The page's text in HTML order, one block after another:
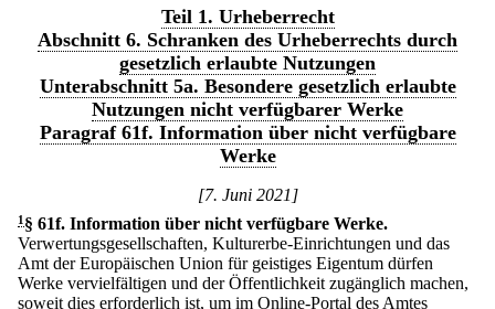
Teil 1. Urheberrecht
Abschnitt 6. Schranken des Urheberrechts durch
gesetzlich erlaubte Nutzungen
Unterabschnitt 5a. Besondere gesetzlich erlaubte
Nutzungen nicht verfügbarer Werke
Paragraf 61f. Information über nicht verfügbare
Werke
[7. Juni 2021]
1 § 61f. Information über nicht verfügbare Werke.
Verwertungsgesellschaften, Kulturerbe-Einrichtungen und das
Amt der Europäischen Union für geistiges Eigentum dürfen
Werke vervielfältigen und der Öffentlichkeit zugänglich machen,
soweit dies erforderlich ist, um im Online-Portal des Amtes